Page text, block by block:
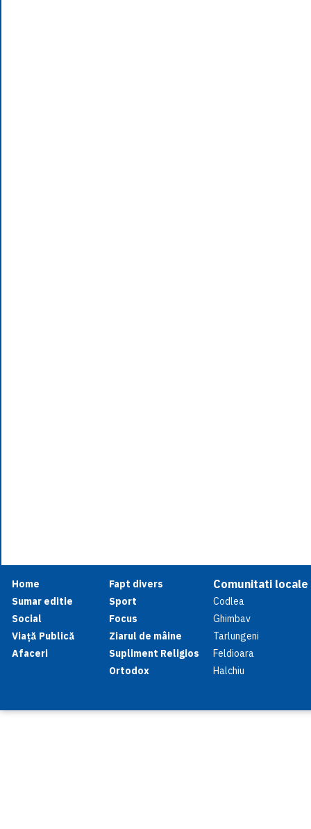
Home
Sumar editie
Social
Viață Publică
Afaceri
Fapt divers
Sport
Focus
Ziarul de mâine
Supliment Religios
Ortodox
Comunitati locale
Codlea
Ghimbav
Tarlungeni
Feldioara
Halchiu